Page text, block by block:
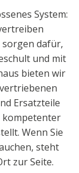
System:
dafür,
und mit
bieten wir
Ersatzteile
kompetenter
Wenn Sie
steht
zur Seite.